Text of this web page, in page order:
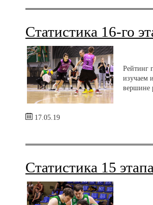
Статистика 16-го
Рейтинг
изучаем
вершине
17.05.19
Статистика 15